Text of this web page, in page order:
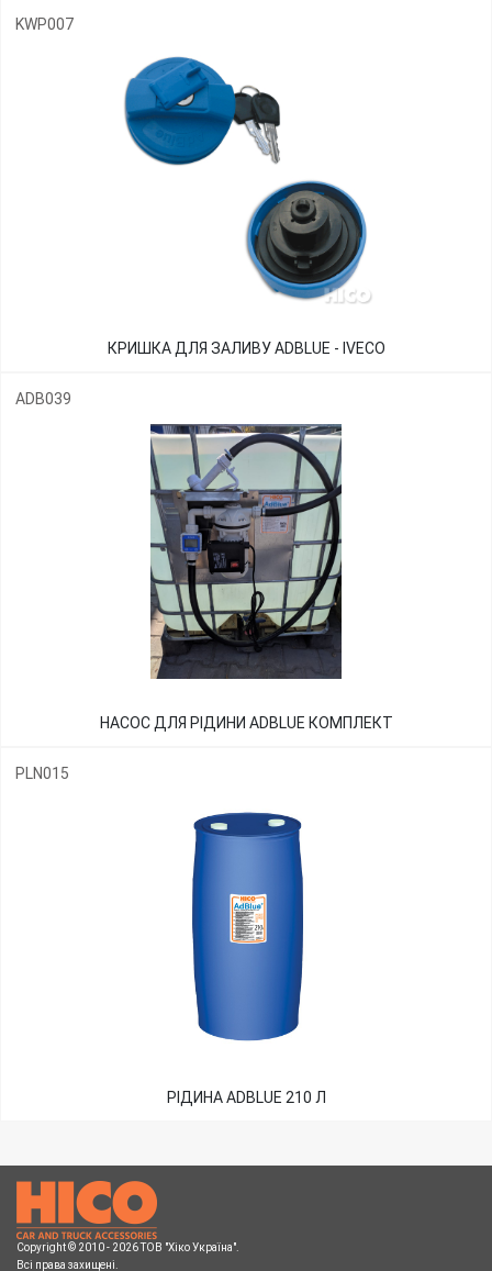
KWP007
КРИШКА ДЛЯ ЗАЛИВУ ADBLUE - IVECO
ADB039
НАСОС ДЛЯ РІДИНИ ADBLUE КОМПЛЕКТ
PLN015
РІДИНА ADBLUE 210 Л
Copyright © 2010 - 2026 ТОВ "Хіко Україна".
Всі права захищені.